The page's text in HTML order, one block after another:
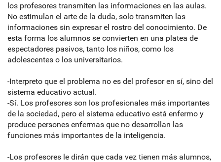
los profesores transmiten las informaciones en las aulas.
No estimulan el arte de la duda, solo transmiten las
informaciones sin expresar el rostro del conocimiento. De
esta forma los alumnos se convierten en una platea de
espectadores pasivos, tanto los niños, como los
adolescentes o los universitarios.
-Interpreto que el problema no es del profesor en sí, sino del
sistema educativo actual.
-Sí. Los profesores son los profesionales más importantes
de la sociedad, pero el sistema educativo está enfermo y
produce persones enfermas que no desarrollan las
funciones más importantes de la inteligencia.
-Los profesores le dirán que cada vez tienen más alumnos,